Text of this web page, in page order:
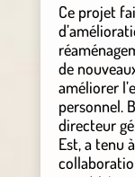
Ce projet
de
améliorer
personnel.
directeur
Est, a tenu